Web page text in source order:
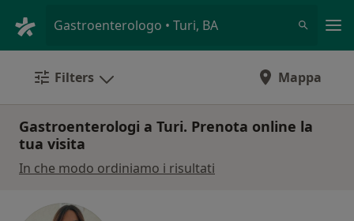
Gastroenterologo • Turi, BA
Filters Mappa
Gastroenterologi a Turi. Prenota online la
tua visita
In che modo ordiniamo i risultati